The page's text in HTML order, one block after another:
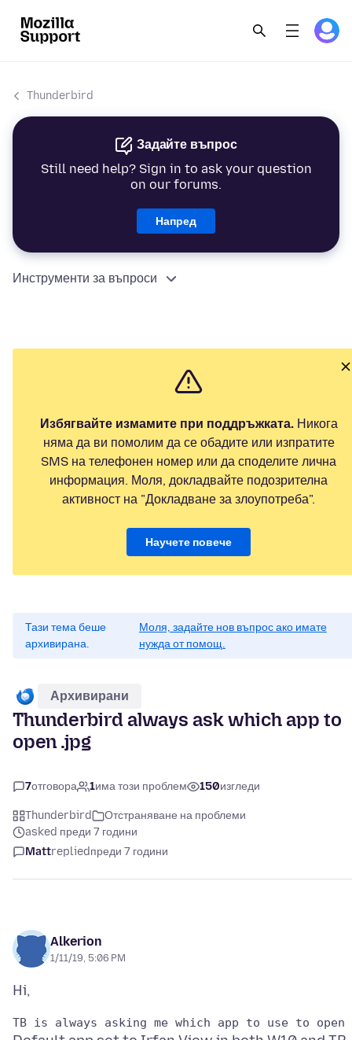
Thunderbird
Задайте въпрос
Still need help? Sign in to ask your question
on our forums.
Напред
Инструменти за въпроси
Избягвайте измамите при поддръжката.Никога
няма да ви помолим да се обадите или изпратите
SMS на телефонен номер или да споделите лична
информация. Моля, докладвайте подозрителна
активност на "Докладване за злоупотреба".
Научете повече
Тази тема беше
архивирана.
Моля, задайте нов въпрос ако имате
нужда от помощ.
Архивирани
Thunderbird always ask which app to
open .jpg
7отговора 1има този проблем 150изгледи
Thunderbird
Отстраняване на проблеми
asked преди 7 години
Mattrepliedпреди 7 години
Alkerion
1/11/19, 5:06 PM